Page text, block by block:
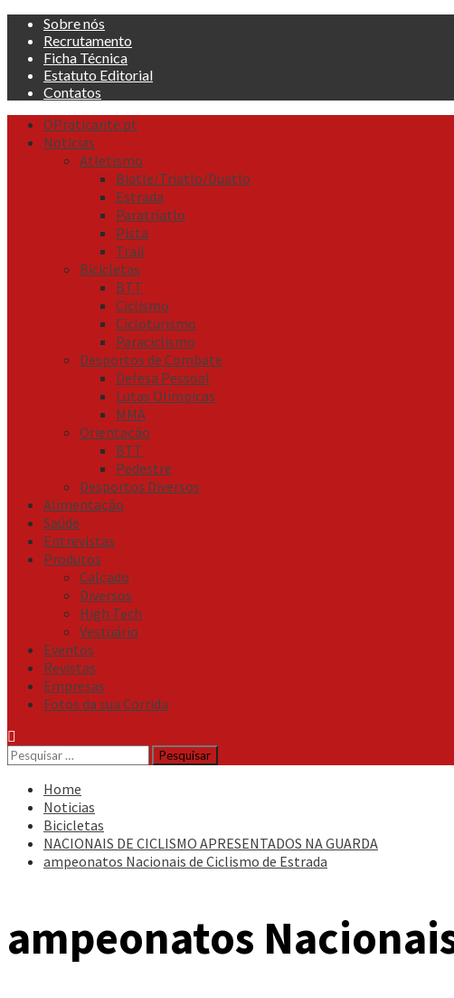
Skip
content
Sobre nós
Recrutamento
Ficha Técnica
Estatuto Editorial
Contatos
Primary
Menu
OPraticante.pt
Noticias
Atletismo
Biatle/Triatlo/Duatlo
Estrada
Paratriatlo
Pista
Trail
Bicicletas
BTT
Ciclismo
Cicloturismo
Paraciclismo
Desportos de Combate
Defesa Pessoal
Lutas Olímpicas
MMA
Orientação
BTT
Pedestre
Desportos Diversos
Alimentação
Saúde
Entrevistas
Produtos
Calçado
Diversos
High Tech
Vestuário
Eventos
Revistas
Empresas
Fotos da sua Corrida
Pesquisar
por:
Home
Noticias
Bicicletas
NACIONAIS DE CICLISMO APRESENTADOS NA GUARDA
ampeonatos Nacionais de Ciclismo de Estrada
ampeonatos